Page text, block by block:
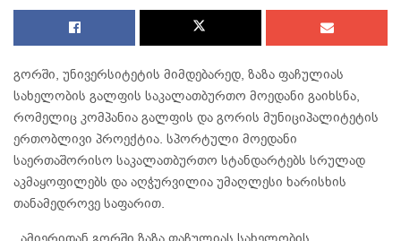
გორში, უნივერსიტეტის მიმდებარედ, ზაზა ფაჩულიას
სახელობის გალფის საკალათბურთო მოედანი გაიხსნა,
რომელიც კომპანია გალფის და გორის მუნიციპალიტეტის
ერთობლივი პროექტია. სპორტული მოედანი
საერთაშორისო საკალათბურთო სტანდარტებს სრულად
აკმაყოფილებს და აღჭურვილია უმაღლესი ხარისხის
თანამედროვე საფარით.